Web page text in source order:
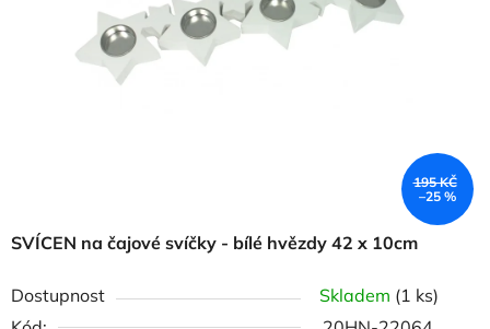
SVÍCEN na čajové svíčky - bílé hvězdy 42 x 10cm
Dostupnost Skladem (1 ks)
hvězdiček.
195 KČ
–25 %